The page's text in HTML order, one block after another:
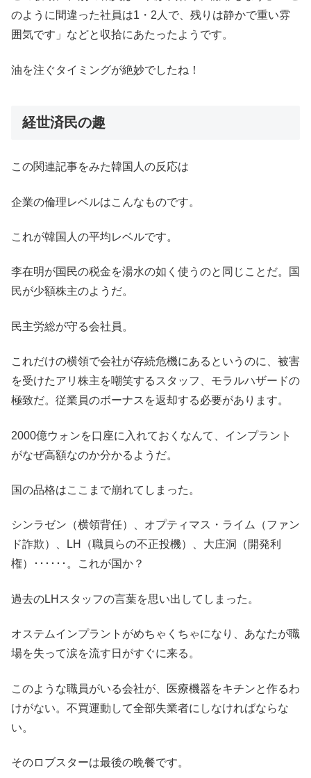
のように間違った社員は1・2人で、残りは静かで重い雰
囲気です」などと収拾にあたったようです。
油を注ぐタイミングが絶妙でしたね！
経世済民の趣
この関連記事をみた韓国人の反応は
企業の倫理レベルはこんなものです。
これが韓国人の平均レベルです。
李在明が国民の税金を湯水の如く使うのと同じことだ。国
民が少額株主のようだ。
民主労総が守る会社員。
これだけの横領で会社が存続危機にあるというのに、被害
を受けたアリ株主を嘲笑するスタッフ、モラルハザードの
極致だ。従業員のボーナスを返却する必要があります。
2000億ウォンを口座に入れておくなんて、インプラント
がなぜ高額なのか分かるようだ。
国の品格はここまで崩れてしまった。
シンラゼン（横領背任）、オプティマス・ライム（ファン
ド詐欺）、LH（職員らの不正投機）、大庄洞（開発利
権）･･････。これが国か？
過去のLHスタッフの言葉を思い出してしまった。
オステムインプラントがめちゃくちゃになり、あなたが職
場を失って涙を流す日がすぐに来る。
このような職員がいる会社が、医療機器をキチンと作るわ
けがない。不買運動して全部失業者にしなければならな
い。
そのロブスターは最後の晩餐です。